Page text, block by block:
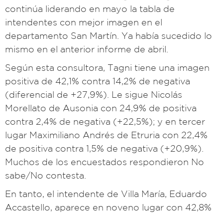
continúa liderando en mayo la tabla de
intendentes con mejor imagen en el
departamento San Martín. Ya había sucedido lo
mismo en el anterior informe de abril.
Según esta consultora, Tagni tiene una imagen
positiva de 42,1% contra 14,2% de negativa
(diferencial de +27,9%). Le sigue Nicolás
Morellato de Ausonia con 24,9% de positiva
contra 2,4% de negativa (+22,5%); y en tercer
lugar Maximiliano Andrés de Etruria con 22,4%
de positiva contra 1,5% de negativa (+20,9%).
Muchos de los encuestados respondieron No
sabe/No contesta.
En tanto, el intendente de Villa María, Eduardo
Accastello, aparece en noveno lugar con 42,8%